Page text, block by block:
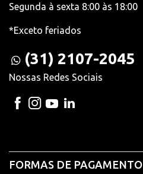
Segunda à sexta 8:00 às 18:00
*Exceto feriados
(31) 2107-2045
Nossas Redes Sociais
FORMAS DE PAGAMENTO